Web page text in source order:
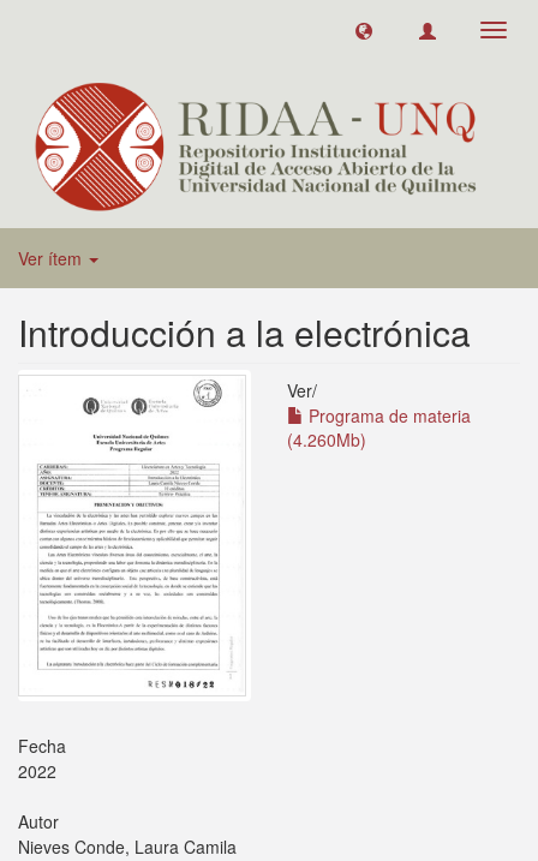
Ver ítem
Introducción a la electrónica
Ver/
Programa de materia
(4.260Mb)
Fecha
2022
Autor
Nieves Conde, Laura Camila